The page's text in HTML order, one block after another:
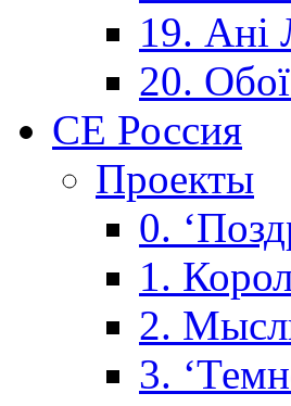
19. Ані
20.
CE Россия
Проекты
0.
1.
2.
3.